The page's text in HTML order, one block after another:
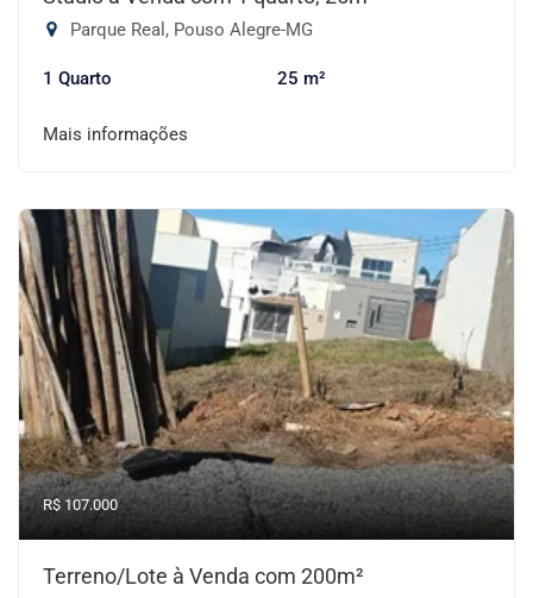
Parque Real, Pouso Alegre-MG
1 Quarto 25 m²
Mais informações
R$ 107.000
Terreno/Lote à Venda com 200m²